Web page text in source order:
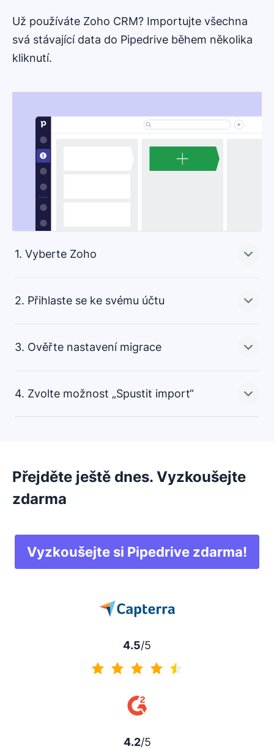
Už používáte Zoho CRM? Importujte všechna
svá stávající data do Pipedrive během několika
kliknutí.
1. Vyberte Zoho
2. Přihlaste se ke svému účtu
3. Ověřte nastavení migrace
4. Zvolte možnost „Spustit import“
Zoho do vašeho účtu Pipedrive.
Přejděte ještě dnes. Vyzkoušejte
zdarma
Vyzkoušejte si Pipedrive zdarma!
4.5/5
4.2/5